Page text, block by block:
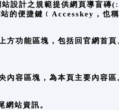
設計之規範提供網頁導盲
便捷鍵﹝Accesskey，也稱
能區塊，包括回官網首頁
區塊，為本頁主要內容區
站資訊。